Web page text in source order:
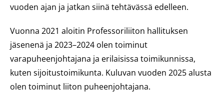
vuoden ajan ja jatkan siinä tehtävässä edelleen.
Vuonna 2021 aloitin Professoriliiton hallituksen
jäsenenä ja 2023–2024 olen toiminut
varapuheenjohtajana ja erilaisissa toimikunnissa,
kuten sijoitustoimikunta. Kuluvan vuoden 2025 alusta
olen toiminut liiton puheenjohtajana.